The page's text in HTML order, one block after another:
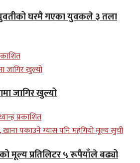
घरमै गएका युवकले ३ तला
जागिर खुल्यो
प्रकाशित
मूल्य प्रतिलिटर ५ रूपैयाँले बढ्यो